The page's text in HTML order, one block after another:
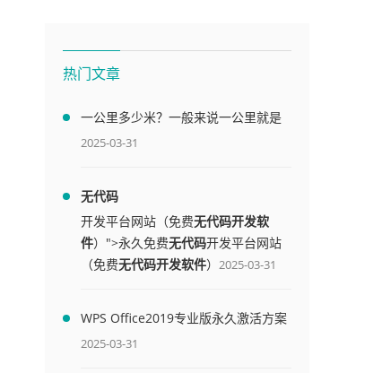
热门文章
一公里多少米？一般来说一公里就是
1000米
2025-03-31
无代码
开发平台网站（免费无代码开发软
件）">永久免费无代码开发平台网站
（免费无代码开发软件） 2025-03-31
WPS Office2019专业版永久激活方案
(附终身授权序列号)
2025-03-31